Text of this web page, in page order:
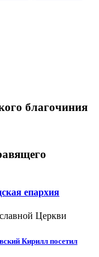
благочиния
епархия
Церкви
Кирилл посетил